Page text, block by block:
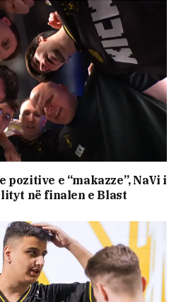
e “makazze”, NaVi i
në finalen e Blast